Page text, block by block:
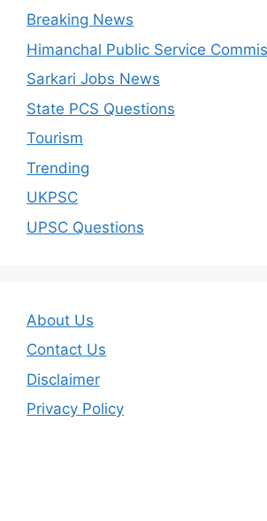
Breaking News
Himanchal Public Service
Sarkari Jobs News
State PCS Questions
Tourism
Trending
UKPSC
UPSC Questions
About Us
Contact Us
Disclaimer
Privacy Policy